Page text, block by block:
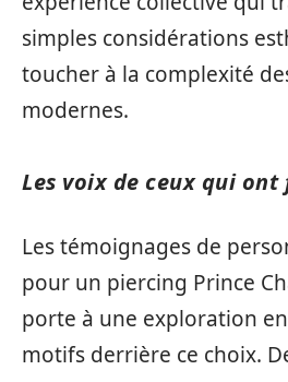
simples considérations
toucher à la complexité
modernes.
Les voix de ceux qui
Les témoignages de
pour un piercing Prince
porte à une exploration
motifs derrière ce choix.